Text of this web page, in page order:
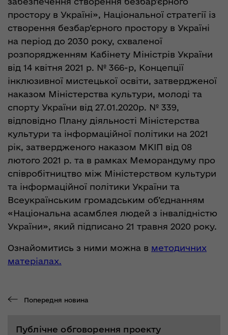
простору в Україні», Національної стратегії із
створення безбар’єрного простору в Україні
на період до 2030 року, схваленої
розпорядженням Кабінету Міністрів України
від 14 квітня 2021 р. № 366-р, Концепції
інклюзивної мистецької освіти, затвердженої
наказом Міністерства культури, молоді та
спорту України від 27.01.2020р. № 339,
відповідно Плану діяльності Міністерства
культури та інформаційної політики на 2021
рік, затвердженого наказом МКІП від 08
лютого 2021 р. та в рамках Меморандуму про
співробітництво між Міністерством культури
та інформаційної політики України та
Всеукраїнським громадським об’єднанням
«Національна асамблея людей з інвалідністю
України», який підписано 21 травня 2020 року.
Ознайомитись з ними можна в методичних
матеріалах.
Попередня новина
Публічне обговорення проекту